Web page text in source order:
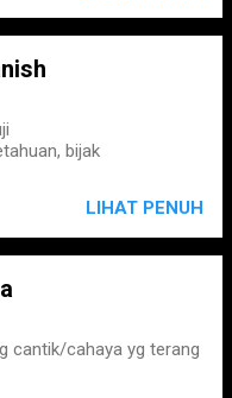
bijak
LIHAT PENUH
cantik/cahaya yg terang